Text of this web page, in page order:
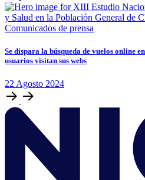
Comunicados de prensa
Se dispara la búsqueda de vuelos online
usuarios visitan sus webs
22 Agosto 2024